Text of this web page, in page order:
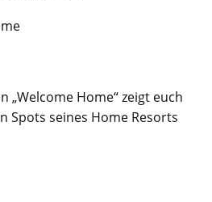
„Welcome Home“ zeigt euch
Spots seines Home Resorts